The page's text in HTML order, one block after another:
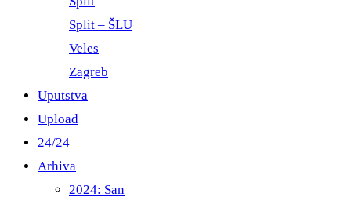
Split – ŠLU
Veles
Zagreb
Uputstva
Upload
24/24
Arhiva
2024: San